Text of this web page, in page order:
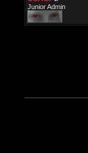
Junior Admin